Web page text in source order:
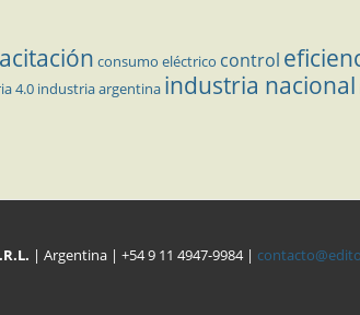
consumo eléctrico control
4.0 industria argentina industria nacional
| Argentina | +54 9 11 4947-9984 |